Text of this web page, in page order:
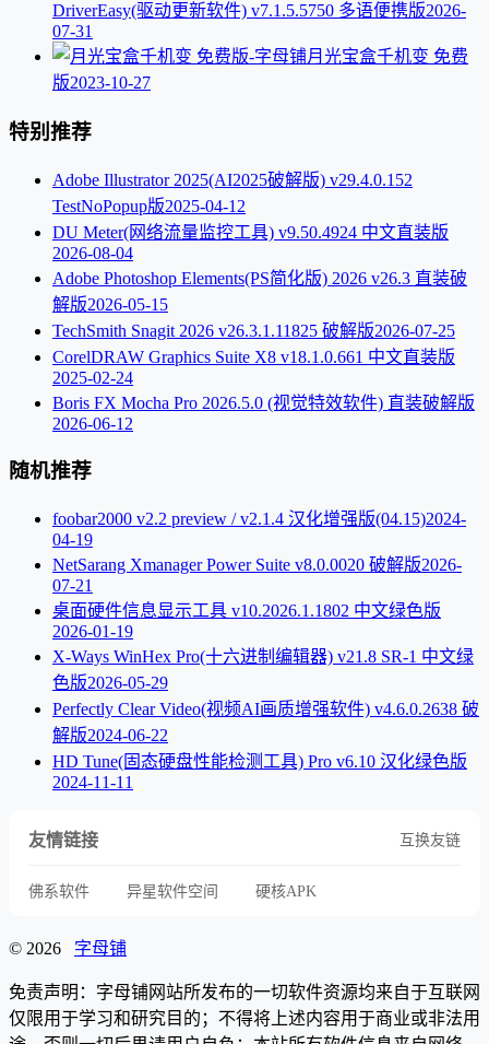
DriverEasy(驱动更新软件) v7.1.5.5750 多语便携版2026-
07-31
月光宝盒千机变 免费
版2023-10-27
特别推荐
Adobe Illustrator 2025(AI2025破解版) v29.4.0.152
TestNoPopup版2025-04-12
DU Meter(网络流量监控工具) v9.50.4924 中文直装版
2026-08-04
Adobe Photoshop Elements(PS简化版) 2026 v26.3 直装破
解版2026-05-15
TechSmith Snagit 2026 v26.3.1.11825 破解版2026-07-25
CorelDRAW Graphics Suite X8 v18.1.0.661 中文直装版
2025-02-24
Boris FX Mocha Pro 2026.5.0 (视觉特效软件) 直装破解版
2026-06-12
随机推荐
foobar2000 v2.2 preview / v2.1.4 汉化增强版(04.15)2024-
04-19
NetSarang Xmanager Power Suite v8.0.0020 破解版2026-
07-21
桌面硬件信息显示工具 v10.2026.1.1802 中文绿色版
2026-01-19
X-Ways WinHex Pro(十六进制编辑器) v21.8 SR-1 中文绿
色版2026-05-29
Perfectly Clear Video(视频AI画质增强软件) v4.6.0.2638 破
解版2024-06-22
HD Tune(固态硬盘性能检测工具) Pro v6.10 汉化绿色版
2024-11-11
友情链接 互换友链
佛系软件 异星软件空间 硬核APK
© 2026 字母铺
免责声明：字母铺网站所发布的一切软件资源均来自于互联网
仅限用于学习和研究目的；不得将上述内容用于商业或非法用